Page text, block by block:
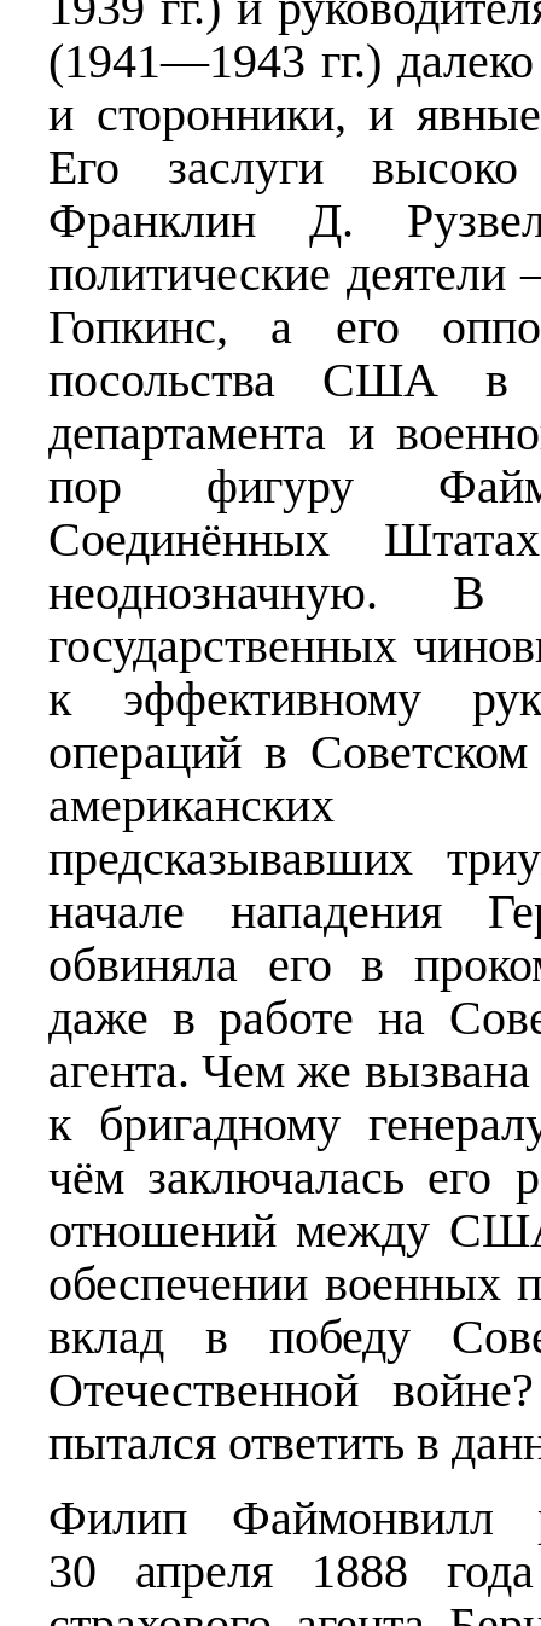
(1941—1943 гг.)
и сторонники, и
Его заслуги
Франклин Д.
политические
Гопкинс, а его
посольства США в
департамента и
пор фигуру
Соединённых
неоднозначную.
государственных
к эффективному
операций в
американских
предсказывавших
начале нападения
обвиняла его в
даже в работе на
агента. Чем же
к бригадному
чём заключалась его
отношений между
обеспечении военных
вклад в победу
Отечественной
пытался ответить в
Филип Файмонвилл
30 апреля 1888